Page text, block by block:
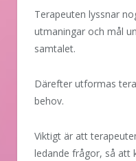
Terapeuten lyssnar
utmaningar och mål
samtalet.
Därefter utformas
behov.
Viktigt är att
ledande frågor, så att